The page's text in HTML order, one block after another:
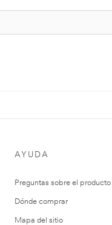
AYUDA
Preguntas sobre el producto
Dónde comprar
Mapa del sitio